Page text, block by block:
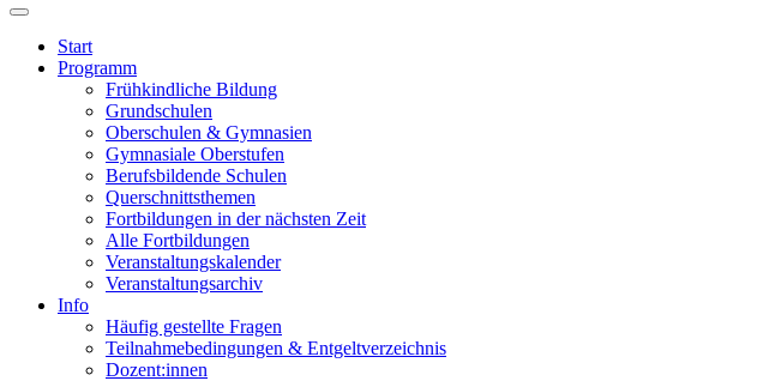
Start
Programm
Frühkindliche Bildung
Grundschulen
Oberschulen & Gymnasien
Gymnasiale Oberstufen
Berufsbildende Schulen
Querschnittsthemen
Fortbildungen in der nächsten Zeit
Alle Fortbildungen
Veranstaltungskalender
Veranstaltungsarchiv
Info
Häufig gestellte Fragen
Teilnahmebedingungen & Entgeltverzeichnis
Dozent:innen